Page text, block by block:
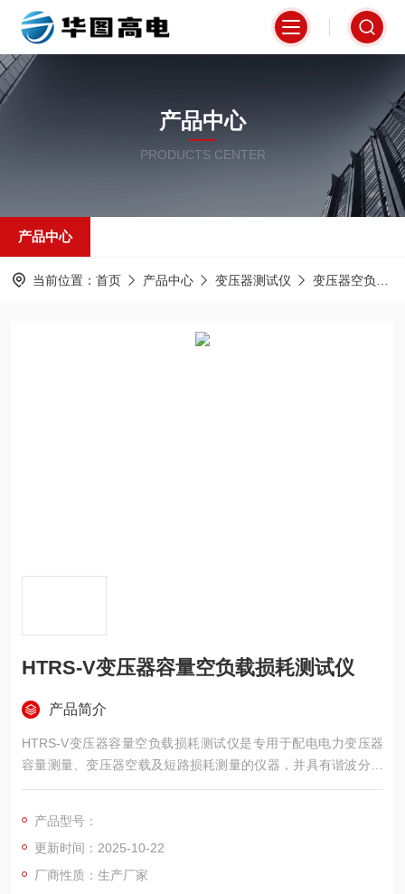
产品中心
PRODUCTS CENTER
产品中心
当前位置： 首页 产品中心 变压器测试仪 变压器空负载测试仪
HTRS-V变压器容量空负载损耗测试仪
产品简介
HTRS-V变压器容量空负载损耗测试仪是专用于配电电力变压器
容量测量、变压器空载及短路损耗测量的仪器，并具有谐波分析
功能，方便对现场电网质量的分析。
产品型号：
更新时间：2025-10-22
厂商性质：生产厂家